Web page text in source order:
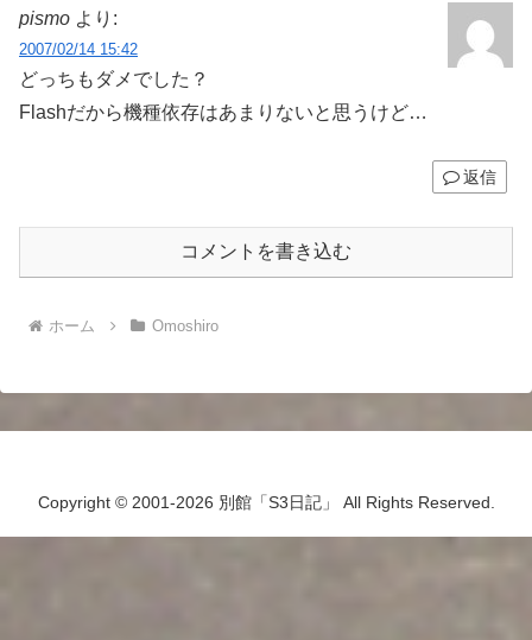
pismo より:
2007/02/14 15:42
どっちもダメでした？
Flashだから機種依存はあまりないと思うけど…
返信
コメントを書き込む
ホーム Omoshiro
Copyright © 2001-2026 別館「S3日記」 All Rights Reserved.